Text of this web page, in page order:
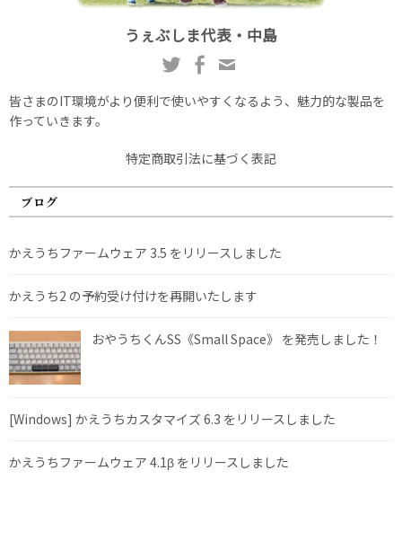
うぇぶしま代表・中島
皆さまのIT環境がより便利で使いやすくなるよう、魅力的な製品を
作っていきます。
特定商取引法に基づく表記
ブログ
かえうちファームウェア 3.5 をリリースしました
かえうち2 の予約受け付けを再開いたします
おやうちくんSS《Small Space》 を発売しました！
[Windows] かえうちカスタマイズ 6.3 をリリースしました
かえうちファームウェア 4.1β をリリースしました